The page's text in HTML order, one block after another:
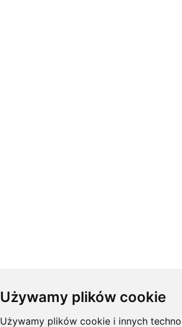
Używamy plików cookie
Używamy plików cookie i innych